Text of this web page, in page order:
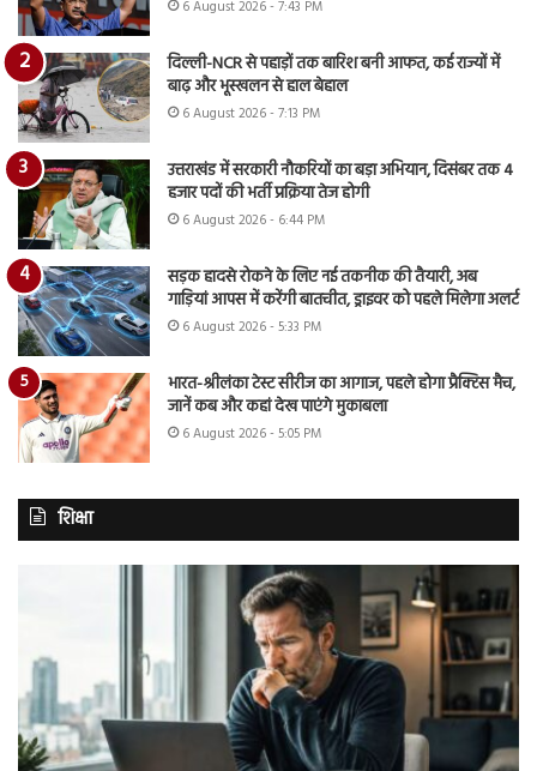
6 August 2026 - 7:43 PM
दिल्ली-NCR से पहाड़ों तक बारिश बनी आफत, कई राज्यों में
बाढ़ और भूस्खलन से हाल बेहाल
6 August 2026 - 7:13 PM
उत्तराखंड में सरकारी नौकरियों का बड़ा अभियान, दिसंबर तक 4
हजार पदों की भर्ती प्रक्रिया तेज होगी
6 August 2026 - 6:44 PM
सड़क हादसे रोकने के लिए नई तकनीक की तैयारी, अब
गाड़ियां आपस में करेंगी बातचीत, ड्राइवर को पहले मिलेगा अलर्ट
6 August 2026 - 5:33 PM
भारत-श्रीलंका टेस्ट सीरीज का आगाज, पहले होगा प्रैक्टिस मैच,
जानें कब और कहां देख पाएंगे मुकाबला
6 August 2026 - 5:05 PM
शिक्षा